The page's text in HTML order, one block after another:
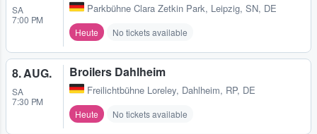
SA
7:00 PM
Parkbühne Clara Zetkin Park, Leipzig, SN, DE
Heute No tickets available
8. AUG.
SA
7:30 PM
Broilers Dahlheim
Freilichtbühne Loreley, Dahlheim, RP, DE
Heute No tickets available